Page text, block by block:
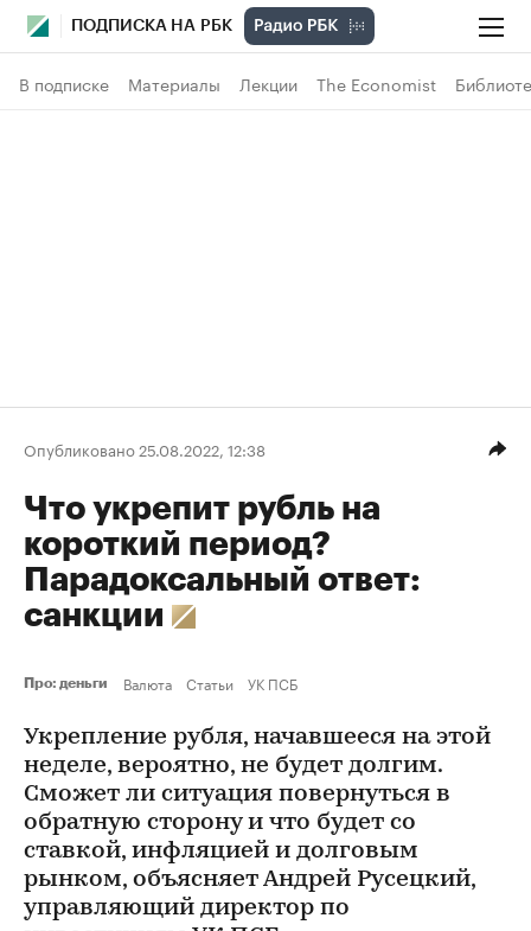
ПОДПИСКА НА РБК
В подписке Материалы Лекции The Economist
Опубликовано 25.08.2022, 12:38
Что укрепит рубль на
короткий период?
Парадоксальный ответ:
санкции
Про: деньги Валюта Статьи УК ПСБ
Укрепление рубля, начавшееся на этой
неделе, вероятно, не будет долгим.
Сможет ли ситуация повернуться в
обратную сторону и что будет со
ставкой, инфляцией и долговым
рынком, объясняет Андрей Русецкий,
управляющий директор по